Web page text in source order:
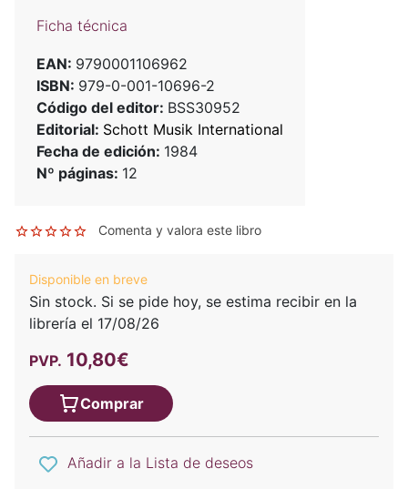
Ficha técnica
EAN: 9790001106962
ISBN: 979-0-001-10696-2
Código del editor: BSS30952
Editorial: Schott Musik International
Fecha de edición: 1984
Nº páginas: 12
Comenta y valora este libro
Disponible en breve
Sin stock. Si se pide hoy, se estima recibir en la
librería el 17/08/26
PVP. 10,80€
Comprar
Añadir a la Lista de deseos